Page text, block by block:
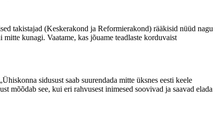
takistajad (Keskerakond ja Reformierakond) rääkisid nüüd nagu
kunagi. Vaatame, kas jõuame teadlaste korduvaist
sidusust saab suurendada mitte üksnes eesti keele
mõõdab see, kui eri rahvusest inimesed soovivad ja saavad elada